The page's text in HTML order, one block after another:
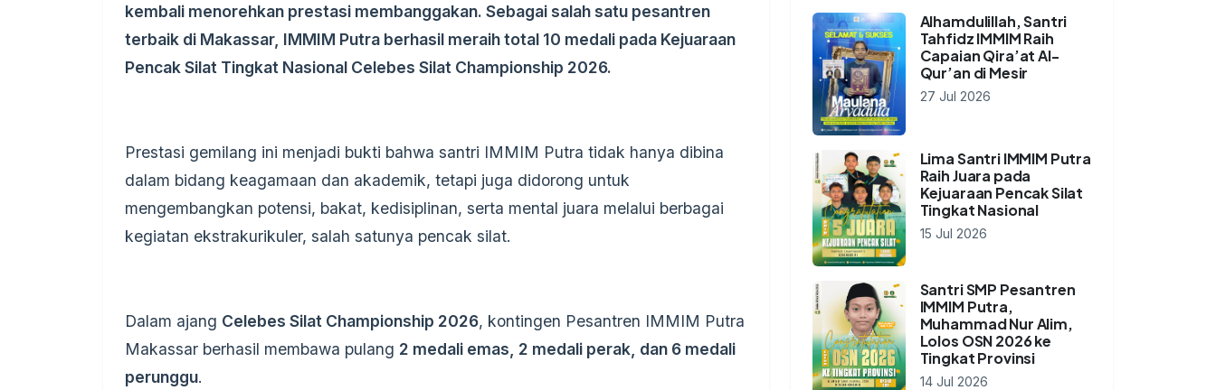
kembali menorehkan prestasi membanggakan. Sebagai salah satu pesantren
terbaik di Makassar, IMMIM Putra berhasil meraih total 10 medali pada Kejuaraan
Pencak Silat Tingkat Nasional Celebes Silat Championship 2026.
Prestasi gemilang ini menjadi bukti bahwa santri IMMIM Putra tidak hanya dibina
dalam bidang keagamaan dan akademik, tetapi juga didorong untuk
mengembangkan potensi, bakat, kedisiplinan, serta mental juara melalui berbagai
kegiatan ekstrakurikuler, salah satunya pencak silat.
Dalam ajang Celebes Silat Championship 2026, kontingen Pesantren IMMIM Putra
Makassar berhasil membawa pulang 2 medali emas, 2 medali perak, dan 6 medali
perunggu.
Alhamdulillah, Santri
Tahfidz IMMIM Raih
Capaian Qira’at Al-
Qur’an di Mesir
27 Jul 2026
Lima Santri IMMIM Putra
Raih Juara pada
Kejuaraan Pencak Silat
Tingkat Nasional
15 Jul 2026
Santri SMP Pesantren
IMMIM Putra,
Muhammad Nur Alim,
Lolos OSN 2026 ke
Tingkat Provinsi
14 Jul 2026